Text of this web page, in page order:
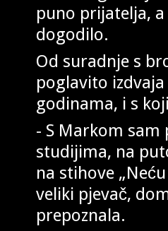
puno prijatelja,
dogodilo.
Od suradnje s
poglavito
godinama, i s
- S Markom
studijima, na
na stihove
veliki pjevač,
prepoznala.